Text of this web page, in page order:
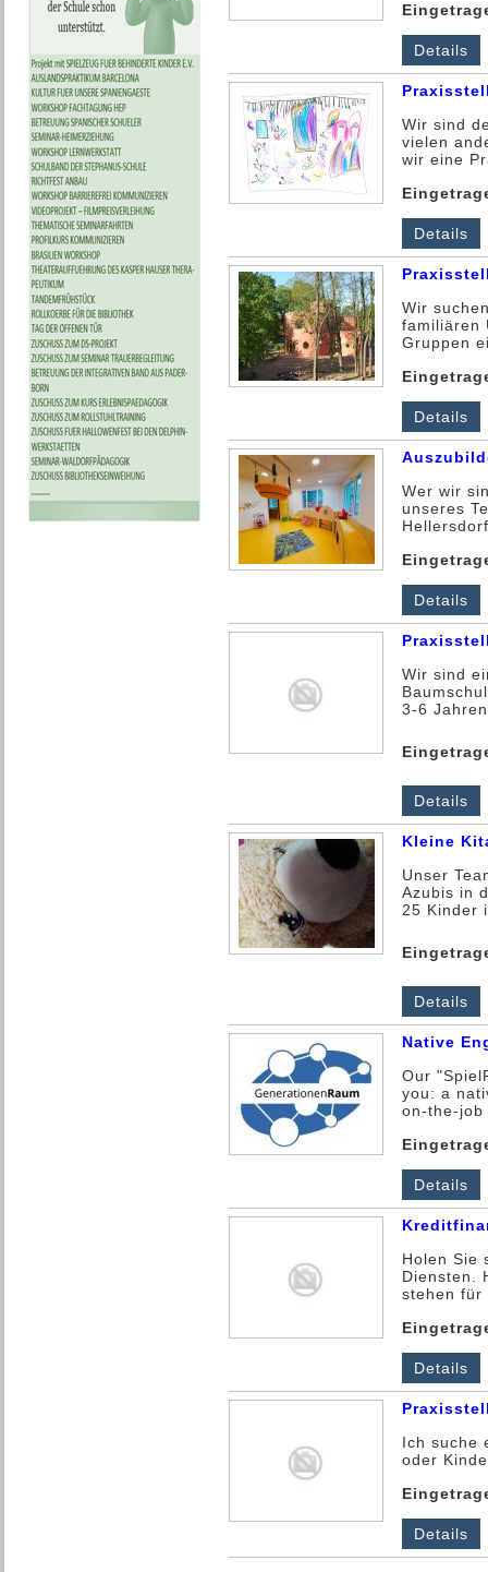
Details
Wir sind
vielen
wir eine
Details
Wir
familiären
Gruppen
Details
Wer wir
unseres
Details
Wir sind
3-6
Details
Kleine
Unser
Azubis in
25 Kinder
Details
Native
Our
you: a
on-the-
Details
Holen Sie
Diensten.
stehen für
Details
Ich suche
oder
Details